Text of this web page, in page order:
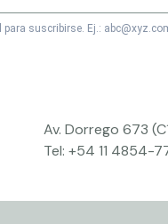
suscribirse. Ej.:
Av. Dorrego 673
Tel: +54 11 4854-